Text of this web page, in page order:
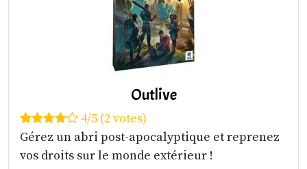
Outlive
4/5 (2 votes)
Gérez un abri post-apocalyptique et reprenez
vos droits sur le monde extérieur !